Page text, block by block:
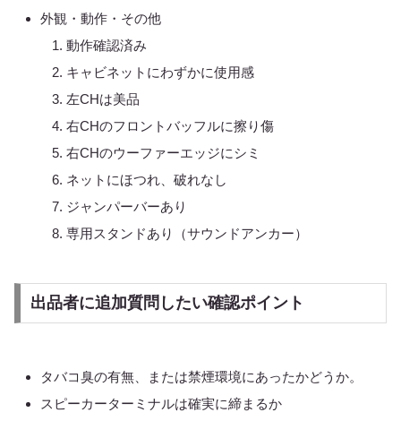
外観・動作・その他
動作確認済み
キャビネットにわずかに使用感
左CHは美品
右CHのフロントバッフルに擦り傷
右CHのウーファーエッジにシミ
ネットにほつれ、破れなし
ジャンパーバーあり
専用スタンドあり（サウンドアンカー）
出品者に追加質問したい確認ポイント
タバコ臭の有無、または禁煙環境にあったかどうか。
スピーカーターミナルは確実に締まるか